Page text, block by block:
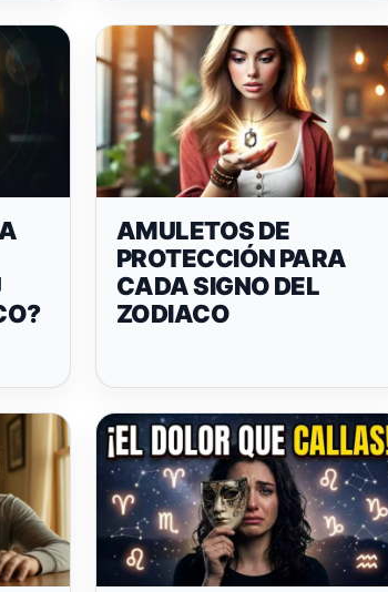
AMULETOS DE
PROTECCIÓN PARA
CADA SIGNO DEL
ZODIACO